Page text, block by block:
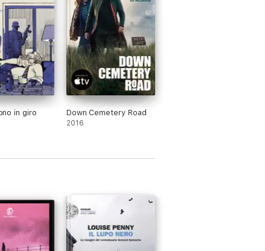
in giro Down Cemetery Road
2016